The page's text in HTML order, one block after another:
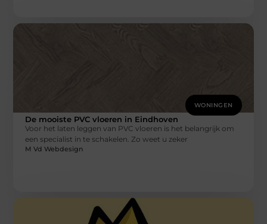
WONINGEN
De mooiste PVC vloeren in Eindhoven
Voor het laten leggen van PVC vloeren is het belangrijk om
een specialist in te schakelen. Zo weet u zeker
M Vd Webdesign